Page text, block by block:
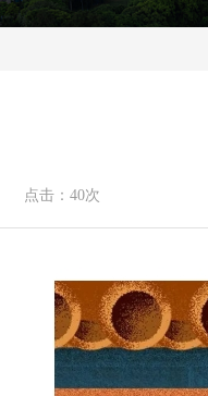
点击：40次